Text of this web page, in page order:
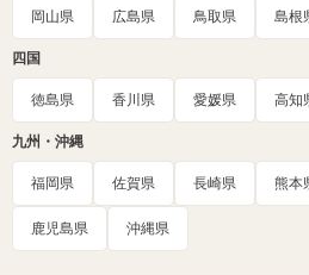
岡山県 広島県 鳥取県 島根
四国
徳島県 香川県 愛媛県 高知
九州・沖縄
福岡県 佐賀県 長崎県 熊本
鹿児島県 沖縄県